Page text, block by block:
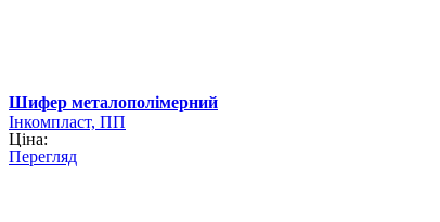
Шифер металополімерний
Інкомпласт, ПП
Ціна:
Перегляд